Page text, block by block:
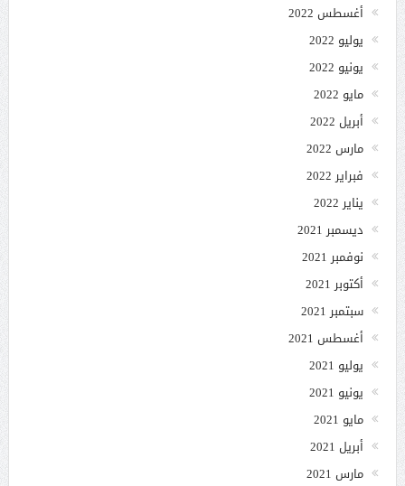
أغسطس 2022
يوليو 2022
يونيو 2022
مايو 2022
أبريل 2022
مارس 2022
فبراير 2022
يناير 2022
ديسمبر 2021
نوفمبر 2021
أكتوبر 2021
سبتمبر 2021
أغسطس 2021
يوليو 2021
يونيو 2021
مايو 2021
أبريل 2021
مارس 2021